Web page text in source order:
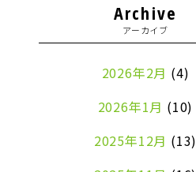
Archive
アーカイブ
2026年2月 (4)
2026年1月 (10)
2025年12月 (13)